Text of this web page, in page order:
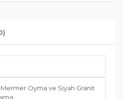
Oyma ve Siyah Granit